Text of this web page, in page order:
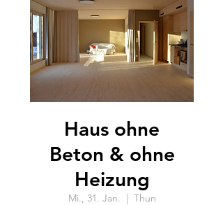
Haus ohne
Beton & ohne
Heizung
Mi., 31. Jan.
  |
Thun